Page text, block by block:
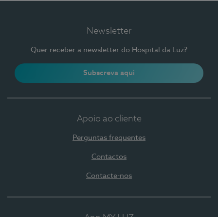
Newsletter
Quer receber a newsletter do Hospital da Luz?
Subscreva aqui
Apoio ao cliente
Perguntas frequentes
Contactos
Contacte-nos